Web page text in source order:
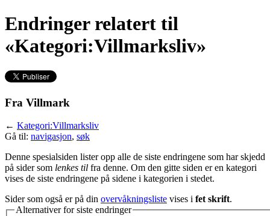
Endringer relatert til
«Kategori:Villmarksliv»
Fra Villmark
← Kategori:Villmarksliv
Gå til: navigasjon, søk
Denne spesialsiden lister opp alle de siste endringene som har skjedd
på sider som lenkes til fra denne. Om den gitte siden er en kategori
vises de siste endringene på sidene i kategorien i stedet.
Sider som også er på din overvåkningsliste vises i fet skrift.
Alternativer for siste endringer